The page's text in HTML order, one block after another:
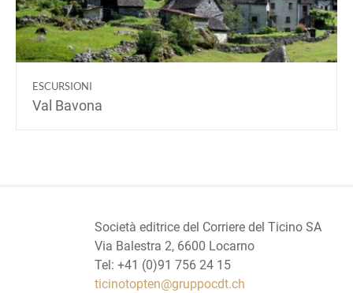
ESCURSIONI
Val Bavona
Società editrice del Corriere del Ticino SA
Via Balestra 2, 6600 Locarno
Tel: +41 (0)91 756 24 15
ticinotopten@gruppocdt.ch